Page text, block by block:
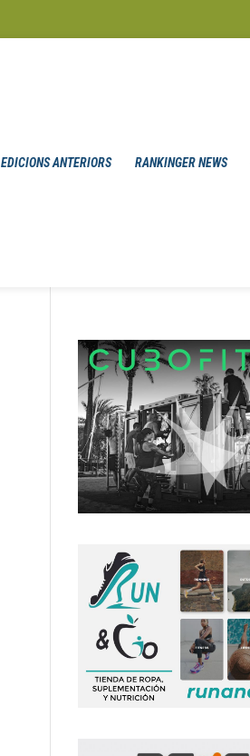
EDICIONS ANTERIORS RANKINGER NEWS